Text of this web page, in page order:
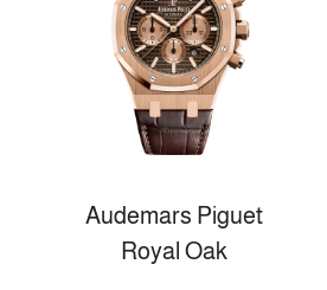
Audemars Piguet
Royal Oak